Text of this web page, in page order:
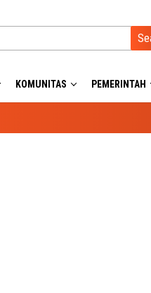
KOMUNITAS PEMERINTAH